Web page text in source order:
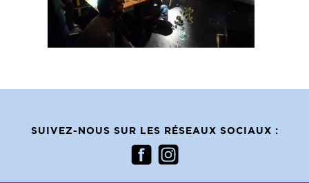
SUIVEZ-NOUS SUR LES RÉSEAUX SOCIAUX :